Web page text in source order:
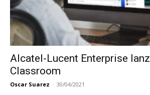
Alcatel-Lucent Enterprise
Classroom
Oscar Suarez - 30/04/2021